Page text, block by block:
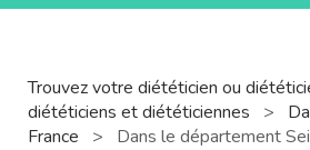
Trouvez votre diététicien ou
diététiciens et diététiciennes
>
France
> Dans le département